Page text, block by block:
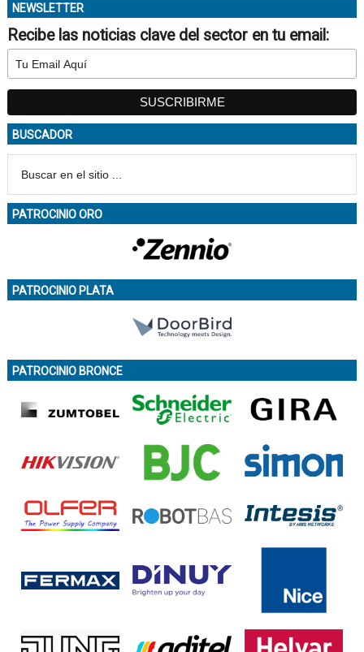
NEWSLETTER
Recibe las noticias clave del sector en tu email:
BUSCADOR
PATROCINIO ORO
PATROCINIO PLATA
PATROCINIO BRONCE